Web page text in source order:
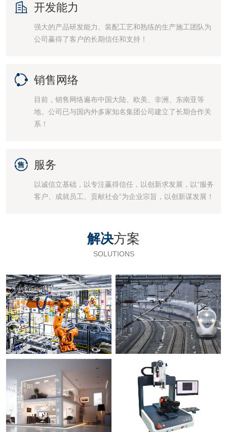
 开发能力
强大的产品研发能力、装配工艺和熟练的生产施工团队为
公司赢得了客户的长期信任和支持！
 销售网络
目前，销售网络遍布中国大陆、欧美、非洲、东南亚等
地。公司已与国内外多家知名集团公司建立了长期合作关
系！
 服务
以诚信立基础，以专注赢得信任，以创新求发展，以“服务
客户、成就员工、贡献社会”为企业宗旨，以创新谋发展！
解决方案
SOLUTIONS